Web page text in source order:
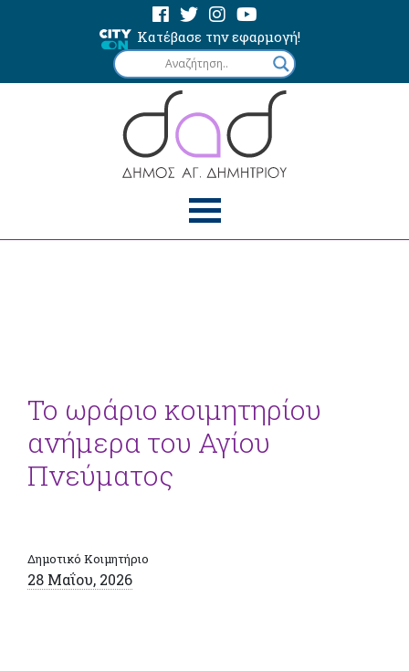
Κατέβασε την εφαρμογή!
Το ωράριο κοιμητηρίου
ανήμερα του Αγίου
Πνεύματος
Δημοτικό Κοιμητήριο
28 Μαΐου, 2026